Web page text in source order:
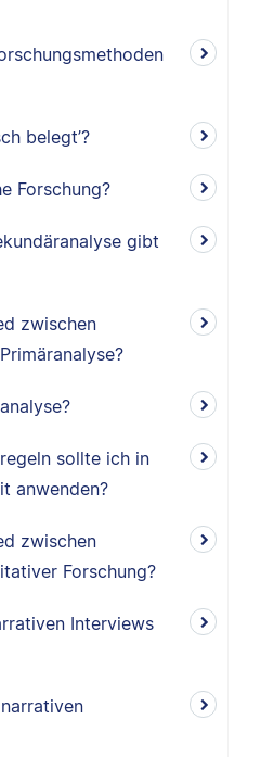
belegt’?
Forschung?
gibt
zwischen
sollte ich in
anwenden?
zwischen
Forschung?
Interviews